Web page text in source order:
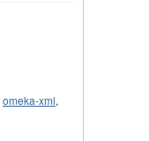
omeka-xml,